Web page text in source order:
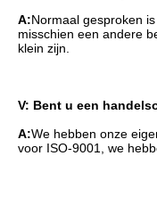
A:Normaal gesproken
misschien een andere
klein zijn.
V: Bent u een
A:We hebben onze
voor ISO-9001, we